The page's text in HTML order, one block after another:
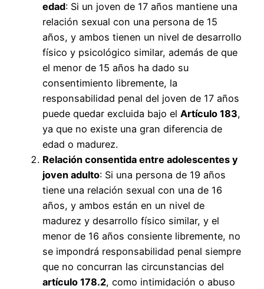
edad: Si un joven de 17 años mantiene una
relación sexual con una persona de 15
años, y ambos tienen un nivel de desarrollo
físico y psicológico similar, además de que
el menor de 15 años ha dado su
consentimiento libremente, la
responsabilidad penal del joven de 17 años
puede quedar excluida bajo el Artículo 183,
ya que no existe una gran diferencia de
edad o madurez.
Relación consentida entre adolescentes y
joven adulto: Si una persona de 19 años
tiene una relación sexual con una de 16
años, y ambos están en un nivel de
madurez y desarrollo físico similar, y el
menor de 16 años consiente libremente, no
se impondrá responsabilidad penal siempre
que no concurran las circunstancias del
artículo 178.2, como intimidación o abuso